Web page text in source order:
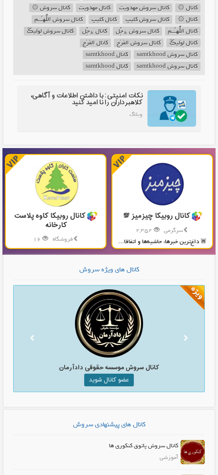
کانال ۞
کانال سروش مهدویت کانال مهدویت
کانال سروش ۞
کانال ۞
کانال سروش کلیپ کانال کلیپ
کانال سروش اللّٰھـُــم
کانال اللّٰھـُــم
کانال سروش ؏جِّل کانال ؏جِّل
کانال سروش لِوَلیڪَ
کانال لِوَلیڪَ
کانال سروش الفَرَج
کانال الفَرَج
کانال سروش samtkhood
کانال samtkhood
کانال سروش samtkhood
کانال samtkhood
نکات امنیتی: با داشتن اطلاعات و آگاهی،
کلاهبرداران را نا امید کنید
وبلاگ
کانال روبیکا چیزمیز 💯
سرگرمی
🚨 داغ‌ترین خبرها، حاشیه‌ها و اتفاقا...
کانال روبیکا کاوه پلاست
کارخانه
فروشگاه
تولید و پخش محصولات پلاستیکی...
کانال های ویژه سروش
کانال سروش موسسه حقوقی دادآرمان
عضو کانال شوید
کانال های پیشنهادی سروش
کانال سروش پاتوق کنکوری ها
آموزشی